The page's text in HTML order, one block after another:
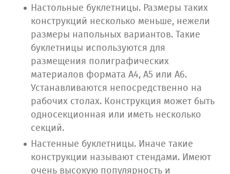
Настольные буклетницы. Размеры таких
конструкций несколько меньше, нежели
размеры напольных вариантов. Такие
буклетницы используются для
размещения полиграфических
материалов формата А4, А5 или А6.
Устанавливаются непосредственно на
рабочих столах. Конструкция может быть
односекционная или иметь несколько
секций.
Настенные буклетницы. Иначе такие
конструкции называют стендами. Имеют
очень высокую популярность и